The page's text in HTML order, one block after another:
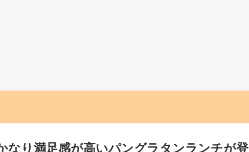
なり満足感が高いパングラタンランチが登